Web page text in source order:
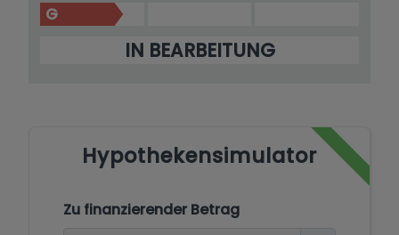
G
IN BEARBEITUNG
Hypothekensimulator
Zu finanzierender Betrag